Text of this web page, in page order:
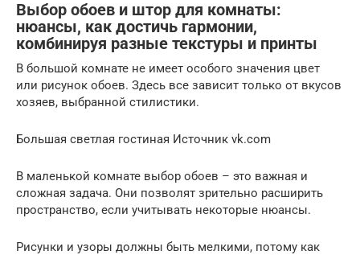
Выбор обоев и штор для комнаты:
нюансы, как достичь гармонии,
комбинируя разные текстуры и принты
В большой комнате не имеет особого значения цвет
или рисунок обоев. Здесь все зависит только от вкусов
хозяев, выбранной стилистики.
Большая светлая гостиная Источник vk.com
В маленькой комнате выбор обоев – это важная и
сложная задача. Они позволят зрительно расширить
пространство, если учитывать некоторые нюансы.
Рисунки и узоры должны быть мелкими, потому как